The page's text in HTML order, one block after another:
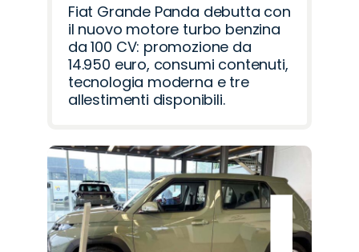
Fiat Grande Panda debutta con
il nuovo motore turbo benzina
da 100 CV: promozione da
14.950 euro, consumi contenuti,
tecnologia moderna e tre
allestimenti disponibili.